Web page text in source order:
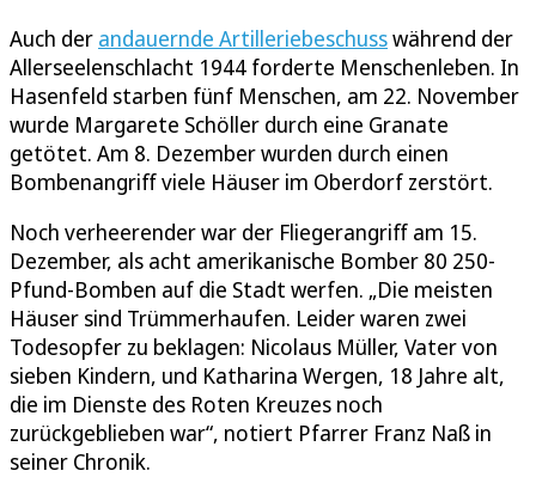
Auch der andauernde Artilleriebeschusswährend der
Allerseelenschlacht 1944 forderte Menschenleben. In
Hasenfeld starben fünf Menschen, am 22. November
wurde Margarete Schöller durch eine Granate
getötet. Am 8. Dezember wurden durch einen
Bombenangriff viele Häuser im Oberdorf zerstört.
Noch verheerender war der Fliegerangriff am 15.
Dezember, als acht amerikanische Bomber 80 250-
Pfund-Bomben auf die Stadt werfen. „Die meisten
Häuser sind Trümmerhaufen. Leider waren zwei
Todesopfer zu beklagen: Nicolaus Müller, Vater von
sieben Kindern, und Katharina Wergen, 18 Jahre alt,
die im Dienste des Roten Kreuzes noch
zurückgeblieben war“, notiert Pfarrer Franz Naß in
seiner Chronik.